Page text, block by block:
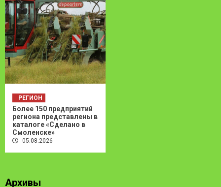
РЕГИОН
Более 150 предприятий
региона представлены в
каталоге «Сделано в
Смоленске»
05.08.2026
Архивы